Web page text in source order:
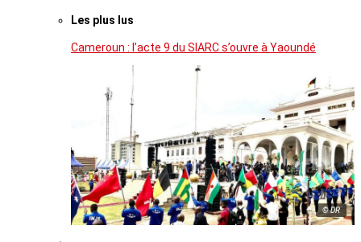
Les plus lus
Cameroun : l’acte 9 du SIARC s’ouvre à Yaoundé
© DR